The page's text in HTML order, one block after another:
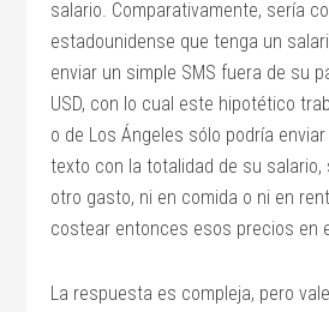
salario. Comparativamente, sería
estadounidense que tenga un
enviar un simple SMS fuera de su
USD, con lo cual este hipotético
o de Los Ángeles sólo podría
texto con la totalidad de su salario,
otro gasto, ni en comida o ni en
costear entonces esos precios en
La respuesta es compleja, pero